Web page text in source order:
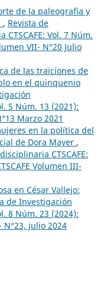
de la paleografía y
, Revista de
Vol. 7 Núm.
VII- N°20 Julio
de las traiciones de
en el quinquenio
5 Núm. 13 (2021):
Marzo 2021
en la política del
de Dora Mayer ,
CTSCAFE:
Volumen III-
en César Vallejo:
de Investigación
8 Núm. 23 (2024):
N°23, julio 2024